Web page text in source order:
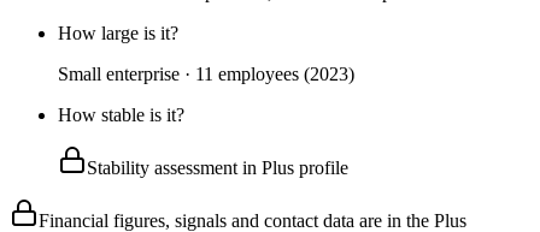
How large is it?
Small enterprise · 11 employees (2023)
How stable is it?
Stability assessment in Plus profile
Financial figures, signals and contact data are in the Plus